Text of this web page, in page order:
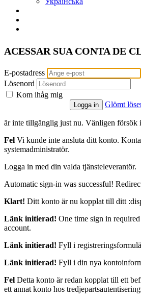
ACESSAR SUA CONTA DE
E-postadress
Lösenord
Kom ihåg mig
Glömt
är inte tillgänglig just nu. Vänligen försök
Fel Vi kunde inte ansluta ditt konto.
systemadministratör.
Logga in med din valda tjänsteleverantör.
Automatic sign-in was successful!
Klart! Ditt konto är nu kopplat till ditt
Länk initierad! One time sign in
account.
Länk initierad! Fyll i
Länk initierad! Fyll i din nya
Fel Detta konto är redan kopplat till ett
ett annat konto hos